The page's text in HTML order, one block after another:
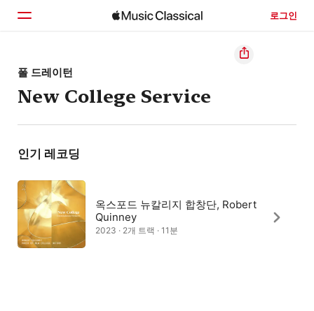
로그인
홈
둘러보기
검색
폴 드레이턴
New College Service
인기 레코딩
옥스포드 뉴칼리지 합창단, Robert
Quinney
2023 · 2개 트랙 · 11분